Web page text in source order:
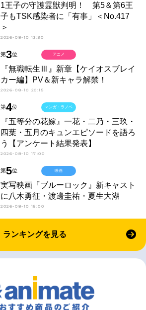
1王子の守護霊獣判明！ 第5＆第6王
子もTSK感染者に「有事」＜No.417
＞
2026-08-10 13:30
第3位
『無職転生Ⅲ』新章【ケイオスブレイ
カー編】PV＆新キャラ解禁！
2026-08-10 20:15
アニメ
第4位
『五等分の花嫁』一花・二乃・三玖・
四葉・五月のキュンエピソードを語ろ
う【アンケート結果発表】
2026-08-10 17:00
マンガ・ラノベ
第5位
実写映画『ブルーロック』新キャスト
に八木勇征・渡邊圭祐・夏生大湖
2026-08-10 15:00
映画
ランキングを見る